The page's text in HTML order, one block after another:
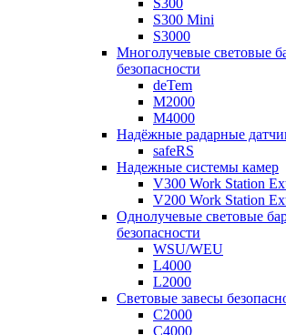
S300
S300 Mini
S3000
Многолучевые световые
безопасности
deTem
M2000
M4000
Надёжные радарные
safeRS
Надежные системы камер
V300 Work Station
V200 Work Station
Однолучевые световые
безопасности
WSU/WEU
L4000
L2000
Световые завесы
C2000
C4000